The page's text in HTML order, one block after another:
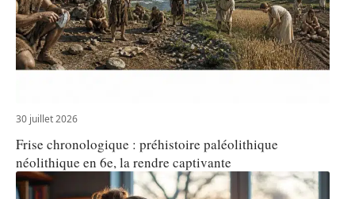
30 juillet 2026
Frise chronologique : préhistoire paléolithique
néolithique en 6e, la rendre captivante